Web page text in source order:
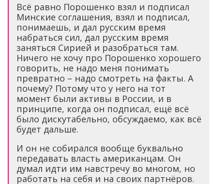
Всё равно Порошенко взял и подписал
Минские соглашения, взял и подписал,
понимаешь, и дал русским время
набраться сил, дал русским время
заняться Сирией и разобраться там.
Ничего не хочу про Порошенко хорошего
говорить, не надо меня понимать
превратно – надо смотреть на факты. А
почему? Потому что у него на тот
момент были активы в России, и в
принципе, когда он подписал, ещё всё
было дискутабельно, обсуждаемо, как всё
будет дальше.
И он не собирался вообще буквально
передавать власть американцам. Он
думал идти им навстречу во многом, но
работать на себя и на своих партнёров.